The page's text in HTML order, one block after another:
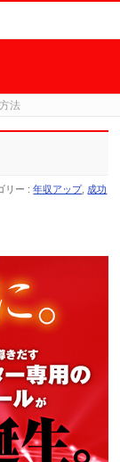
法
リー :年収アップ, 成功